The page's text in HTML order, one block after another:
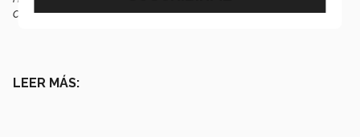
clases".
LEER MÁS: